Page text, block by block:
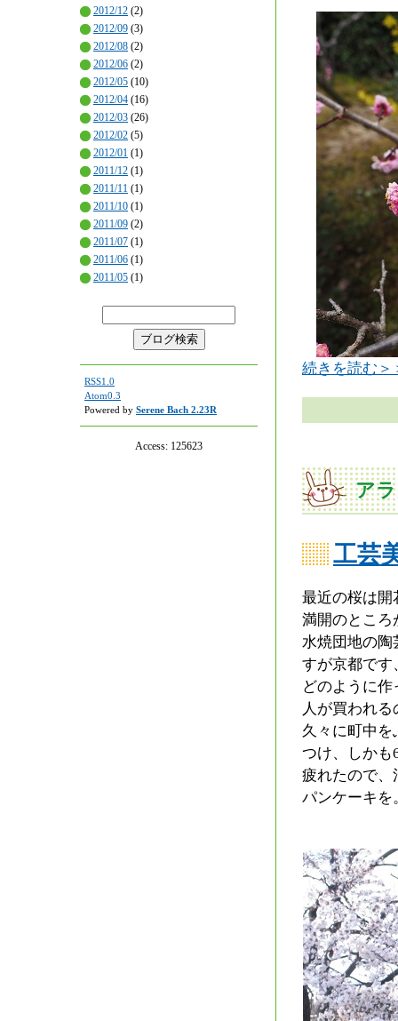
2012/12 (2)
2012/09 (3)
2012/08 (2)
2012/06 (2)
2012/05 (10)
2012/04 (16)
2012/03 (26)
2012/02 (5)
2012/01 (1)
2011/12 (1)
2011/11 (1)
2011/10 (1)
2011/09 (2)
2011/07 (1)
2011/06 (1)
2011/05 (1)
RSS1.0
Atom0.3
Powered by Serene Bach 2.23R
Access: 125623
続きを読む＞
ア
工芸
最近の桜は開
満開のとこ
水焼団地の陶
すが京都です
どのように
人が買われ
久々に町中
つけ、しかも
疲れたので、
パンケーキ